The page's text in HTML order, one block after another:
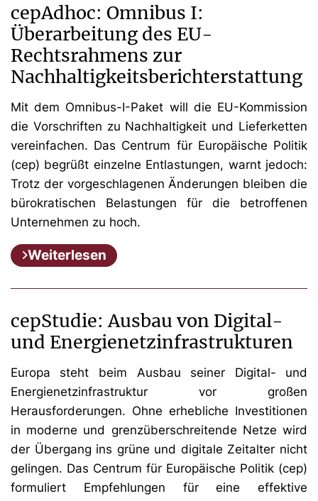
cepAdhoc: Omnibus I:
Überarbeitung des EU-
Rechtsrahmens zur
Nachhaltigkeitsberichterstattung
Mit dem Omnibus-I-Paket will die EU-Kommission
die Vorschriften zu Nachhaltigkeit und Lieferketten
vereinfachen. Das Centrum für Europäische Politik
(cep) begrüßt einzelne Entlastungen, warnt jedoch:
Trotz der vorgeschlagenen Änderungen bleiben die
bürokratischen Belastungen für die betroffenen
Unternehmen zu hoch.
Weiterlesen
cepStudie: Ausbau von Digital-
und Energienetzinfrastrukturen
Europa steht beim Ausbau seiner Digital- und
Energienetzinfrastruktur vor großen
Herausforderungen. Ohne erhebliche Investitionen
in moderne und grenzüberschreitende Netze wird
der Übergang ins grüne und digitale Zeitalter nicht
gelingen. Das Centrum für Europäische Politik (cep)
formuliert Empfehlungen für eine effektive